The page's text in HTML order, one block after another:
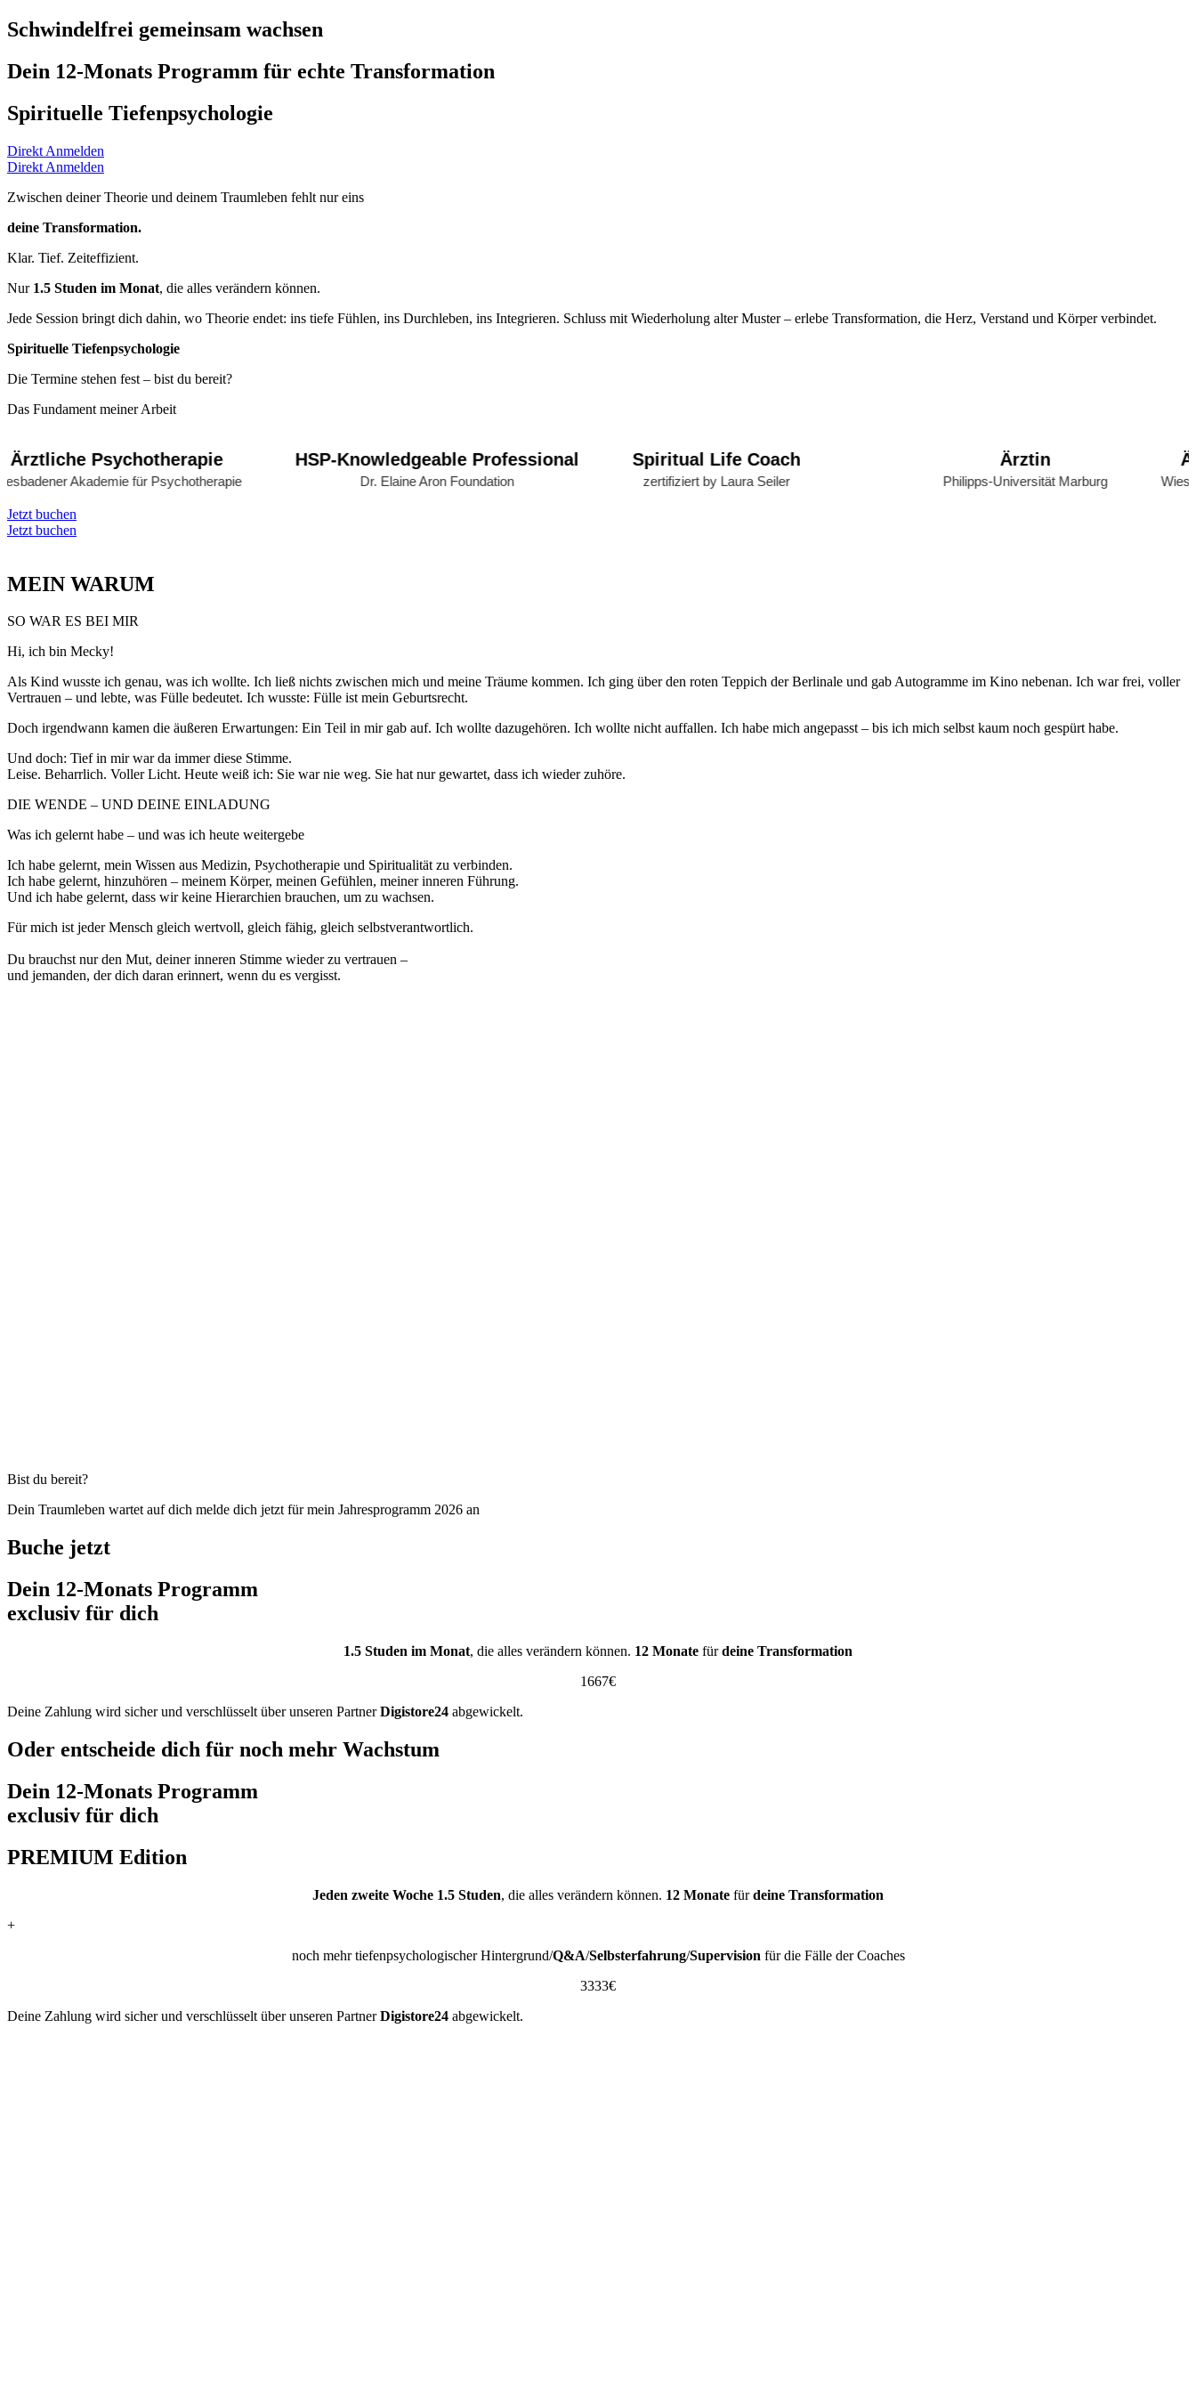
Schwindelfrei gemeinsam wachsen
Dein 12-Monats Programm für echte Transformation
Spirituelle Tiefenpsychologie
Direkt Anmelden
Direkt Anmelden
Zwischen deiner Theorie und deinem Traumleben fehlt nur eins
deine Transformation.
Klar. Tief. Zeiteffizient.
Nur 1.5 Studen im Monat, die alles verändern können.
Jede Session bringt dich dahin, wo Theorie endet: ins tiefe Fühlen, ins Durchleben, ins Integrieren. Schluss mit Wiederholung alter Muster – erlebe Transformation, die Herz, Verstand und Körper verbindet.
Spirituelle Tiefenpsychologie
Die Termine stehen fest – bist du bereit?
Das Fundament meiner Arbeit
Psychotherapie
Akademie für Psychotherapie
HSP-Knowledgeable Professional
Dr. Elaine Aron Foundation
Spiritual Life Coach
zertifiziert by Laura Seiler
Ärztin
Philipps-Universität Marburg
Jetzt buchen
Jetzt buchen
MEIN WARUM
SO WAR ES BEI MIR
Hi, ich bin Mecky!
Als Kind wusste ich genau, was ich wollte. Ich ließ nichts zwischen mich und meine Träume kommen. Ich ging über den roten Teppich der Berlinale und gab Autogramme im Kino nebenan. Ich war frei, voller
Vertrauen – und lebte, was Fülle bedeutet. Ich wusste: Fülle ist mein Geburtsrecht.
Doch irgendwann kamen die äußeren Erwartungen: Ein Teil in mir gab auf. Ich wollte dazugehören. Ich wollte nicht auffallen. Ich habe mich angepasst – bis ich mich selbst kaum noch gespürt habe.
Und doch: Tief in mir war da immer diese Stimme.
Leise. Beharrlich. Voller Licht. Heute weiß ich: Sie war nie weg. Sie hat nur gewartet, dass ich wieder zuhöre.
DIE WENDE – UND DEINE EINLADUNG
Was ich gelernt habe – und was ich heute weitergebe
Ich habe gelernt, mein Wissen aus Medizin, Psychotherapie und Spiritualität zu verbinden.
Ich habe gelernt, hinzuhören – meinem Körper, meinen Gefühlen, meiner inneren Führung.
Und ich habe gelernt, dass wir keine Hierarchien brauchen, um zu wachsen.
Für mich ist jeder Mensch gleich wertvoll, gleich fähig, gleich selbstverantwortlich.
Du brauchst nur den Mut, deiner inneren Stimme wieder zu vertrauen –
und jemanden, der dich daran erinnert, wenn du es vergisst.
Bist du bereit?
Dein Traumleben wartet auf dich melde dich jetzt für mein Jahresprogramm 2026 an
Buche jetzt
Dein 12-Monats Programm
exclusiv für dich
1.5 Studen im Monat, die alles verändern können. 12 Monate fürdeine Transformation
1667€
Deine Zahlung wird sicher und verschlüsselt über unseren PartnerDigistore24 abgewickelt.
Oder entscheide dich für noch mehr Wachstum
Dein 12-Monats Programm
exclusiv für dich
PREMIUM Edition
Jeden zweite Woche 1.5 Studen, die alles verändern können. 12 Monate fürdeine Transformation
+
noch mehr tiefenpsychologischer Hintergrund/Q&A/Selbsterfahrung/Supervision für die Fälle der Coaches
3333€
Deine Zahlung wird sicher und verschlüsselt über unseren PartnerDigistore24 abgewickelt.